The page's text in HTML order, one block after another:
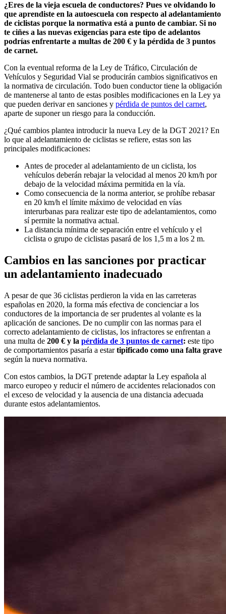
¿Eres de la vieja escuela de conductores? Pues ve olvidando lo
que aprendiste en la autoescuela con respecto al adelantamiento
de ciclistas porque la normativa está a punto de cambiar. Si no
te ciñes a las nuevas exigencias para este tipo de adelantos
podrías enfrentarte a multas de 200 € y la pérdida de 3 puntos
de carnet.
Con la eventual reforma de la Ley de Tráfico, Circulación de
Vehículos y Seguridad Vial se producirán cambios significativos en
la normativa de circulación. Todo buen conductor tiene la obligación
de mantenerse al tanto de estas posibles modificaciones en la Ley ya
que pueden derivar en sanciones y pérdida de puntos del carnet,
aparte de suponer un riesgo para la conducción.
¿Qué cambios plantea introducir la nueva Ley de la DGT 2021? En
lo que al adelantamiento de ciclistas se refiere, estas son las
principales modificaciones:
Antes de proceder al adelantamiento de un ciclista, los
vehículos deberán rebajar la velocidad al menos 20 km/h por
debajo de la velocidad máxima permitida en la vía.
Como consecuencia de la norma anterior, se prohíbe rebasar
en 20 km/h el límite máximo de velocidad en vías
interurbanas para realizar este tipo de adelantamientos, como
sí permite la normativa actual.
La distancia mínima de separación entre el vehículo y el
ciclista o grupo de ciclistas pasará de los 1,5 m a los 2 m.
Cambios en las sanciones por practicar
un adelantamiento inadecuado
A pesar de que 36 ciclistas perdieron la vida en las carreteras
españolas en 2020, la forma más efectiva de concienciar a los
conductores de la importancia de ser prudentes al volante es la
aplicación de sanciones. De no cumplir con las normas para el
correcto adelantamiento de ciclistas, los infractores se enfrentan a
una multa de 200 € y la pérdida de 3 puntos de carnet: este tipo
de comportamientos pasaría a estartipificado como una falta grave
según la nueva normativa.
Con estos cambios, la DGT pretende adaptar la Ley española al
marco europeo y reducir el número de accidentes relacionados con
el exceso de velocidad y la ausencia de una distancia adecuada
durante estos adelantamientos.